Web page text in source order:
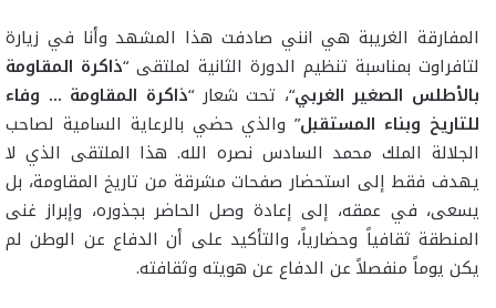
المفارقة الغريبة هي انني صادفت هذا المشهد وأنا في زيارة
لتافراوت بمناسبة تنظيم الدورة الثانية لملتقى “ذاكرة المقاومة
بالأطلس الصغير الغربي“، تحت شعار “ذاكرة المقاومة … وفاء
للتاريخ وبناء المستقبل” والذي حضي بالرعاية السامية لصاحب
الجلالة الملك محمد السادس نصره الله. هذا الملتقى الذي لا
يهدف فقط إلى استحضار صفحات مشرقة من تاريخ المقاومة، بل
يسعى، في عمقه، إلى إعادة وصل الحاضر بجذوره، وإبراز غنى
المنطقة ثقافياً وحضارياً، والتأكيد على أن الدفاع عن الوطن لم
يكن يوماً منفصلاً عن الدفاع عن هويته وثقافته.